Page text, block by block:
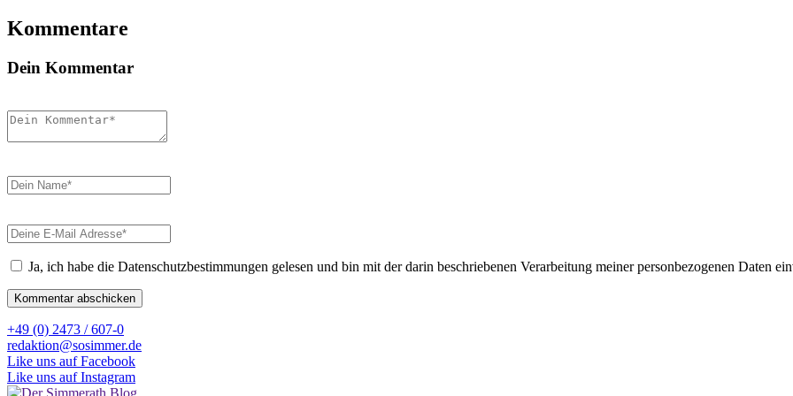
Kommentare
Dein Kommentar
Ja, ich habe die Datenschutzbestimmungen gelesen und bin mit der darin beschriebenen Verarbeitung meiner personbezogenen Daten
+49 (0) 2473 / 607-0
redaktion@sosimmer.de
Like uns auf Facebook
Like uns auf Instagram